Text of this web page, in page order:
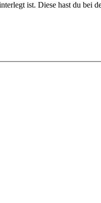
ist. Diese hast du bei